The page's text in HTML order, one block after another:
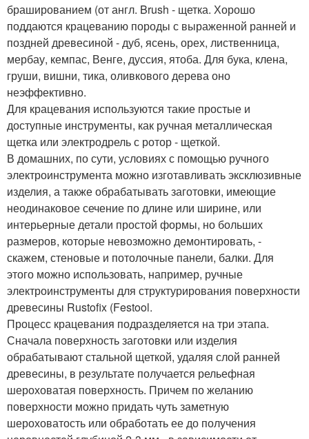
брашированием (от англ. Brush - щетка. Хорошо
поддаются крацеванию породы с выраженной ранней и
поздней древесиной - дуб, ясень, орех, лиственница,
мербау, кемпас, Венге, дуссия, ятоба. Для бука, клена,
груши, вишни, тика, оливкового дерева оно
неэффективно.
Для крацевания используются такие простые и
доступные инструменты, как ручная металлическая
щетка или электродрель с ротор - щеткой.
В домашних, по сути, условиях с помощью ручного
электроинструмента можно изготавливать эксклюзивные
изделия, а также обрабатывать заготовки, имеющие
неодинаковое сечение по длине или ширине, или
интерьерные детали простой формы, но больших
размеров, которые невозможно демонтировать, -
скажем, стеновые и потолочные панели, балки. Для
этого можно использовать, например, ручные
электроинструменты для структурирования поверхности
древесины Rustofix (Festool.
Процесс крацевания подразделяется на три этапа.
Сначала поверхность заготовки или изделия
обрабатывают стальной щеткой, удаляя слой ранней
древесины, в результате получается рельефная
шероховатая поверхность. Причем по желанию
поверхности можно придать чуть заметную
шероховатость или обработать ее до получения